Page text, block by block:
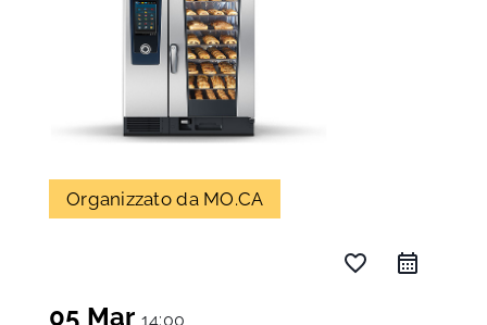
Organizzato da MO.CA
favorite_border
05 Mar 14:00